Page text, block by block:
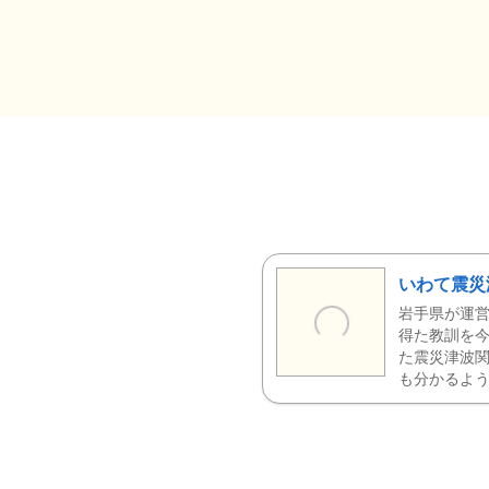
いわて震
岩手県が運
得た教訓を
た震災津波
も分かるよ